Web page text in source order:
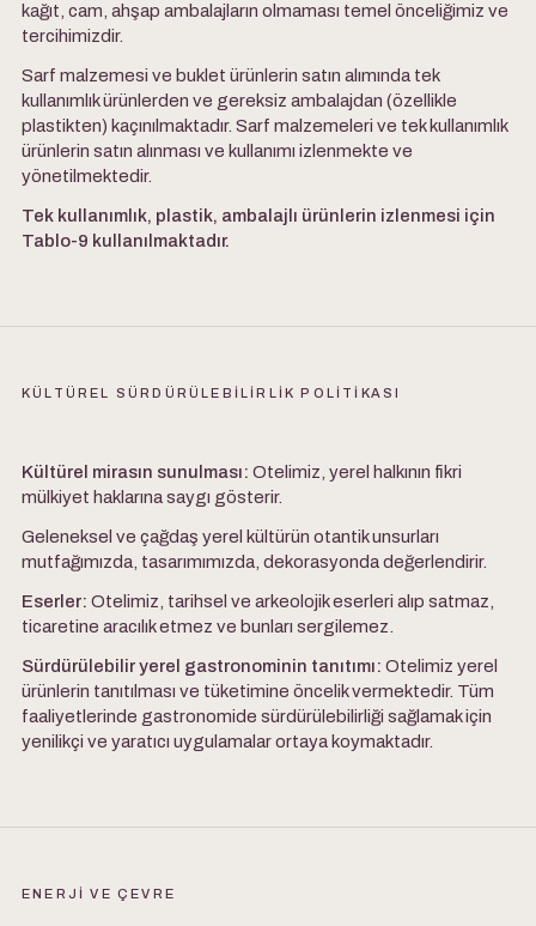
kağıt, cam, ahşap ambalajların olmaması temel önceliğimiz ve
tercihimizdir.
Sarf malzemesi ve buklet ürünlerin satın alımında tek
kullanımlık ürünlerden ve gereksiz ambalajdan (özellikle
plastikten) kaçınılmaktadır. Sarf malzemeleri ve tek kullanımlık
ürünlerin satın alınması ve kullanımı izlenmekte ve
yönetilmektedir.
Tek kullanımlık, plastik, ambalajlı ürünlerin izlenmesi için
Tablo-9 kullanılmaktadır.
KÜLTÜREL SÜRDÜRÜLEBİLİRLİK POLİTİKASI
Kültürel mirasın sunulması: Otelimiz, yerel halkının fikri
mülkiyet haklarına saygı gösterir.
Geleneksel ve çağdaş yerel kültürün otantik unsurları
mutfağımızda, tasarımımızda, dekorasyonda değerlendirir.
Eserler: Otelimiz, tarihsel ve arkeolojik eserleri alıp satmaz,
ticaretine aracılık etmez ve bunları sergilemez.
Sürdürülebilir yerel gastronominin tanıtımı: Otelimiz yerel
ürünlerin tanıtılması ve tüketimine öncelik vermektedir. Tüm
faaliyetlerinde gastronomide sürdürülebilirliği sağlamak için
yenilikçi ve yaratıcı uygulamalar ortaya koymaktadır.
ENERJİ VE ÇEVRE